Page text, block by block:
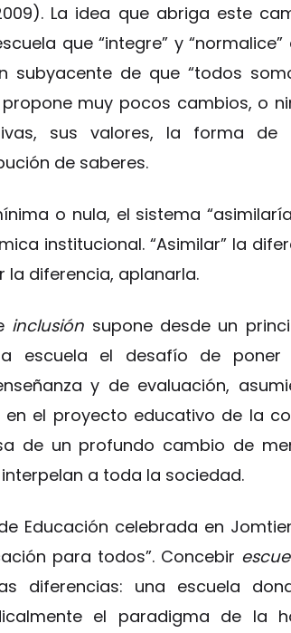
La idea que abriga este
que “integre” y
subyacente de que “todos
muy pocos cambios, o
sus valores, la forma de
de saberes.
o nula, el sistema
institucional. “Asimilar” la
diferencia, aplanarla.
inclusión supone desde un
escuela el desafío de poner
y de evaluación,
el proyecto educativo de la
de un profundo cambio de
a toda la sociedad.
Educación celebrada en
para todos”. Concebir
diferencias: una escuela
el paradigma de la